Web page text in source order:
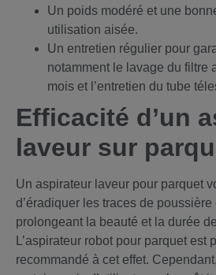
Un poids modéré et une
utilisation aisée.
Un entretien régulier pour
notamment le lavage du filtre
mois et l’entretien du tube
Efficacité d’un
laveur sur
Un aspirateur laveur pour parquet
d’éradiquer les traces de
prolongeant la beauté et la durée
L’aspirateur robot pour parquet est
recommandé à cet effet.